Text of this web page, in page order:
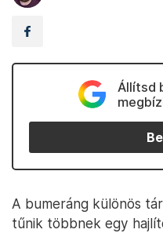
Állítsd
A bumeráng különös
tűnik többnek egy